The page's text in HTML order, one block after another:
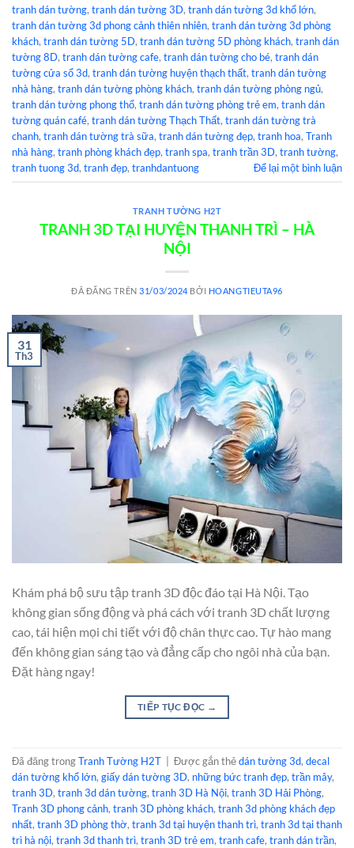
tranh dán tường, tranh dán tường 3D, tranh dán tường 3d khổ lớn,
tranh dán tường 3d phong cảnh thiên nhiên, tranh dán tường 3d phòng
khách, tranh dán tường 5D, tranh dán tường 5D phòng khách, tranh dán
tường 8D, tranh dán tường cafe, tranh dán tường cho bé, tranh dán
tường cửa sổ 3d, tranh dán tường huyện thạch thất, tranh dán tường
nhà hàng, tranh dán tường phòng khách, tranh dán tường phòng ngủ,
tranh dán tường phong thổ, tranh dán tường phòng trẻ em, tranh dán
tường quán café, tranh dán tường Thạch Thất, tranh dán tường trà
chanh, tranh dán tường trà sữa, tranh dán tường đẹp, tranh hoa, Tranh
nhà hàng, tranh phòng khách đẹp, tranh spa, tranh trần 3D, tranh tường,
tranh tuong 3d, tranh đẹp, tranhdantuong Để lại một bình luận
TRANH TƯỜNG H2T
TRANH 3D TẠI HUYỆN THANH TRÌ – HÀ
NỘI
ĐÃ ĐĂNG TRÊN31/03/2024 BỞI HOANGTIEUTA96
31
Th3
Khám phá bộ sưu tập tranh 3D độc đáo tại Hà Nội. Tạo
không gian sống động và phá cách với tranh 3D chất lượng
cao, tái hiện mọi chi tiết với độ chân thực cao. Tự hào mang
đến không gian sáng tạo và đẳng cấp cho ngôi nhà của bạn.
Đặt hàng ngay!
TIẾP TỤC ĐỌC →
Đã đăng trongTranh Tường H2T Được gắn thẻdán tường 3d, decal
dán tường khổ lớn, giấy dán tường 3D, những bức tranh đẹp, trần mây,
tranh 3D, tranh 3d dán tường, tranh 3D Hà Nội, tranh 3D Hải Phòng,
Tranh 3D phong cảnh, tranh 3D phòng khách, tranh 3d phòng khách đẹp
nhất, tranh 3D phòng thờ, tranh 3d tại huyện thanh trì, tranh 3d tại thanh
trì hà nội, tranh 3d thanh trì, tranh 3D trẻ em, tranh cafe, tranh dán trần,